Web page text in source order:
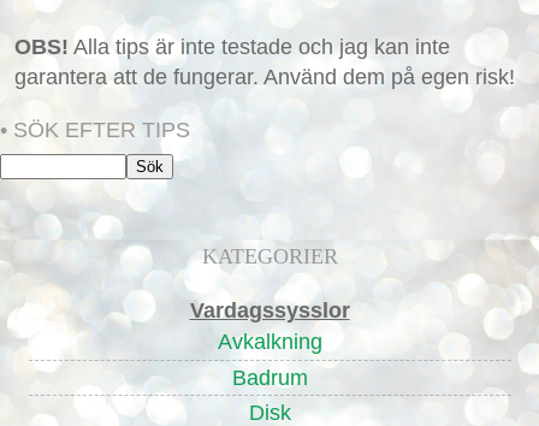
OBS! Alla tips är inte testade och jag kan inte
garantera att de fungerar. Använd dem på egen risk!
• SÖK EFTER TIPS
KATEGORIER
Vardagssysslor
Avkalkning
Badrum
Disk